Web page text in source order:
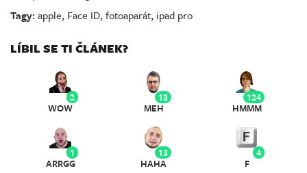
Tagy:apple, Face ID,fotoaparát, ipad pro
LÍBIL SE TI ČLÁNEK?
2
WOW
13
MEH
124
HMMM
1
ARRGG
13
HAHA
4
F